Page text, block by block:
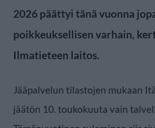
2026 päättyi tänä vuonna
poikkeuksellisen varhain,
Ilmatieteen laitos.
Jääpalvelun tilastojen mukaan
jäätön 10. toukokuuta vain